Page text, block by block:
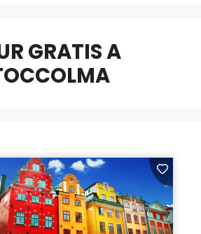
GRATIS A